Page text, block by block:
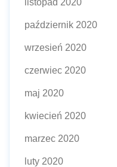
listopad 2020
październik 2020
wrzesień 2020
czerwiec 2020
maj 2020
kwiecień 2020
marzec 2020
luty 2020